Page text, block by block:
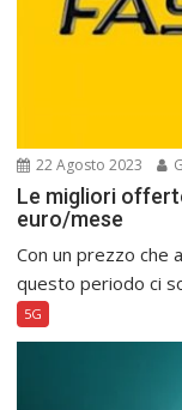
22 Agosto 2023
Le migliori
euro/mese
Con un prezzo che
questo periodo ci
5G